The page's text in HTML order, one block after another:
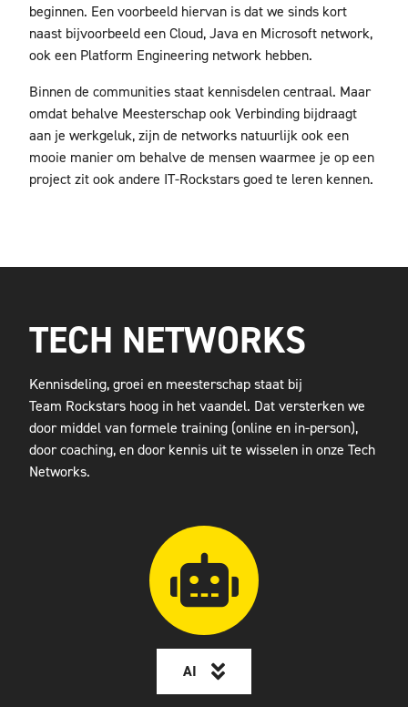
beginnen. Een voorbeeld hiervan is dat we sinds kort
naast bijvoorbeeld een Cloud, Java en Microsoft network,
ook een Platform Engineering network hebben.
Binnen de communities staat kennisdelen centraal. Maar
omdat behalve Meesterschap ook Verbinding bijdraagt
aan je werkgeluk, zijn de networks natuurlijk ook een
mooie manier om behalve de mensen waarmee je op een
project zit ook andere IT-Rockstars goed te leren kennen.
TECH NETWORKS
Kennisdeling, groei en meesterschap staat bij
Team Rockstars hoog in het vaandel. Dat versterken we
door middel van formele training (online en in-person),
door coaching, en door kennis uit te wisselen in onze Tech
Networks.
AI